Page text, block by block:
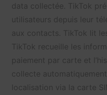
data collectée. TikTok
utilisateurs depuis leur
aux contacts. TikTok lit
TikTok recueille les
paiement par carte et
collecte
localisation via la carte